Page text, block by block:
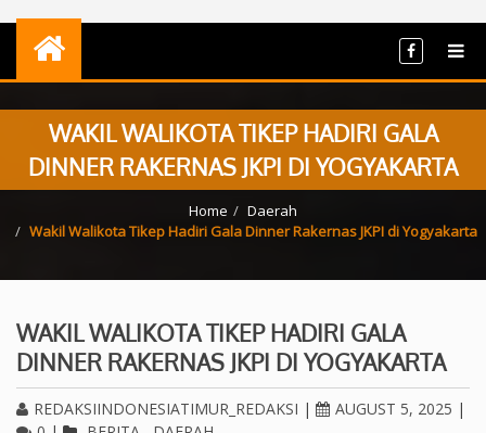
WAKIL WALIKOTA TIKEP HADIRI GALA
DINNER RAKERNAS JKPI DI YOGYAKARTA
Home
Daerah
Wakil Walikota Tikep Hadiri Gala Dinner Rakernas JKPI di Yogyakarta
WAKIL WALIKOTA TIKEP HADIRI GALA
DINNER RAKERNAS JKPI DI YOGYAKARTA
REDAKSIINDONESIATIMUR_REDAKSI | AUGUST 5, 2025 |